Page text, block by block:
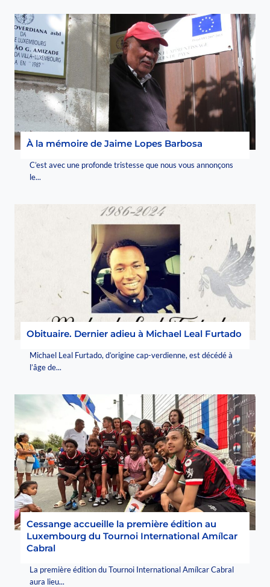
À la mémoire de Jaime Lopes Barbosa
C’est avec une profonde tristesse que nous vous annonçons
le...
Obituaire. Dernier adieu à Michael Leal Furtado
Michael Leal Furtado, d’origine cap-verdienne, est décédé à
l’âge de...
Cessange accueille la première édition au
Luxembourg du Tournoi International Amílcar
Cabral
La première édition du Tournoi International Amílcar Cabral
aura lieu...